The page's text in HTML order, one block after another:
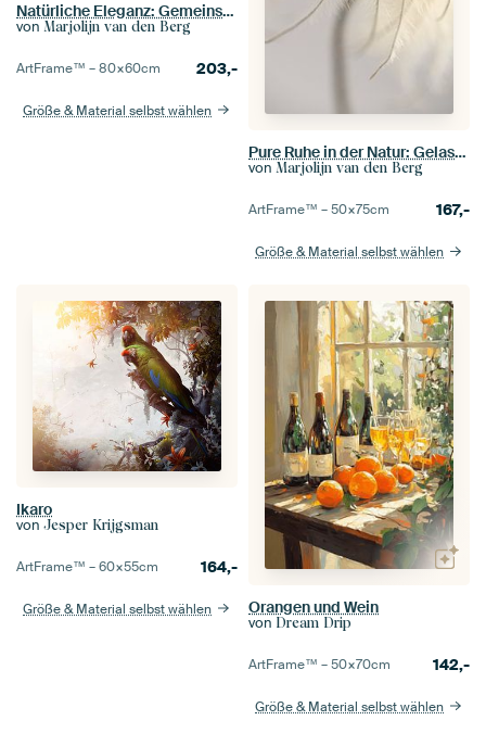
Natürliche Eleganz: Gemeinsam in der Leere
von Marjolijn van den Berg
ArtFrame™ –80×60cm 203,-
Größe & Material selbst wählen
Pure Ruhe in der Natur: Gelassene Zerbrechlichkeit
von Marjolijn van den Berg
ArtFrame™ –50×75cm 167,-
Größe & Material selbst wählen
Ikaro
von Jesper Krijgsman
ArtFrame™ –60×55cm 164,-
Größe & Material selbst wählen Orangen und Wein
von Dream Drip
ArtFrame™ –50×70cm 142,-
Größe & Material selbst wählen